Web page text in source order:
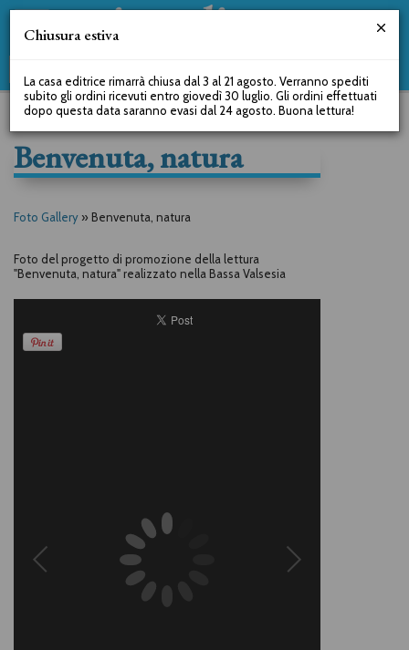
Benvenuta, natura
Foto Gallery » Benvenuta, natura
Foto del progetto di promozione della lettura
"Benvenuta, natura" realizzato nella Bassa Valsesia
Chiusura estiva
La casa editrice rimarrà chiusa dal 3 al 21 agosto. Verranno spediti
subito gli ordini ricevuti entro giovedì 30 luglio. Gli ordini effettuati
dopo questa data saranno evasi dal 24 agosto. Buona lettura!